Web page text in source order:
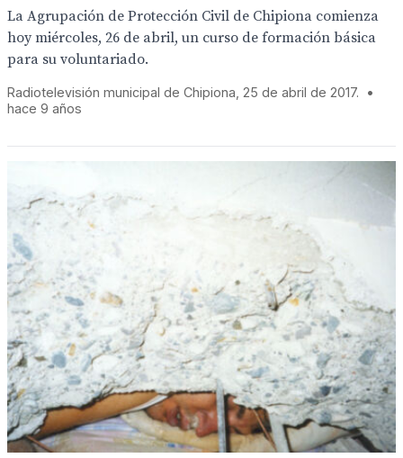
La Agrupación de Protección Civil de Chipiona comienza
hoy miércoles, 26 de abril, un curso de formación básica
para su voluntariado.
Radiotelevisión municipal de Chipiona, 25 de abril de 2017.
•
hace 9 años